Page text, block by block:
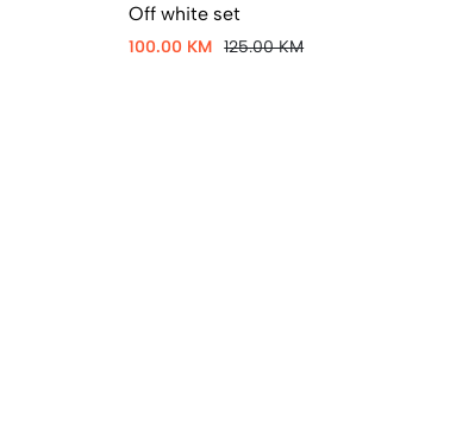
Off white set
100.00 KM 125.00 KM